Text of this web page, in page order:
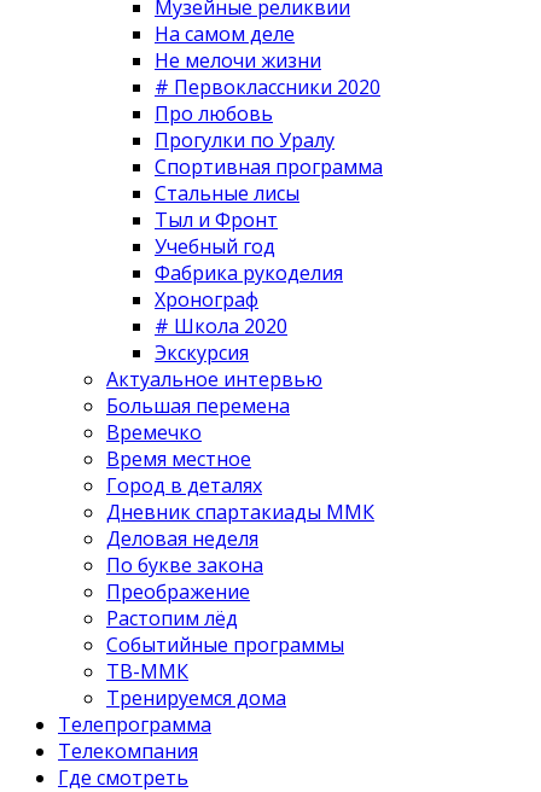
Музейные реликвии
На самом деле
Не мелочи жизни
# Первоклассники 2020
Про любовь
Прогулки по Уралу
Спортивная программа
Стальные лисы
Тыл и Фронт
Учебный год
Фабрика рукоделия
Хронограф
# Школа 2020
Экскурсия
Актуальное интервью
Большая перемена
Времечко
Время местное
Город в деталях
Дневник спартакиады ММК
Деловая неделя
По букве закона
Преображение
Растопим лёд
Событийные программы
ТВ-ММК
Тренируемся дома
Телепрограмма
Телекомпания
Где смотреть